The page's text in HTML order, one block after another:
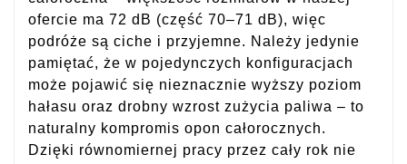
ofercie ma 72 dB (część 70–71 dB), więc
podróże są ciche i przyjemne. Należy jedynie
pamiętać, że w pojedynczych konfiguracjach
może pojawić się nieznacznie wyższy poziom
hałasu oraz drobny wzrost zużycia paliwa – to
naturalny kompromis opon całorocznych.
Dzięki równomiernej pracy przez cały rok nie